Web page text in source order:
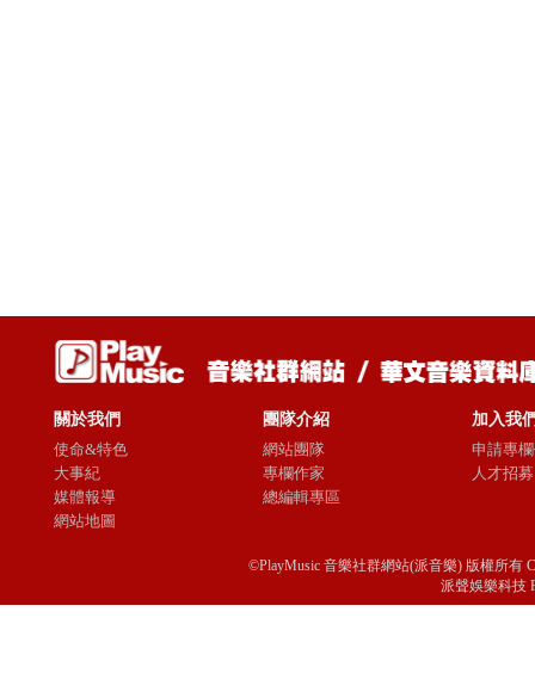
關於我們
使命&特色
大事紀
媒體報導
網站地圖
團隊介紹
網站團隊
專欄作家
總編輯專區
加入我
申請專
人才招募
©PlayMusic 音樂社群網站(派音樂) 版權所有
派聲娛樂科技